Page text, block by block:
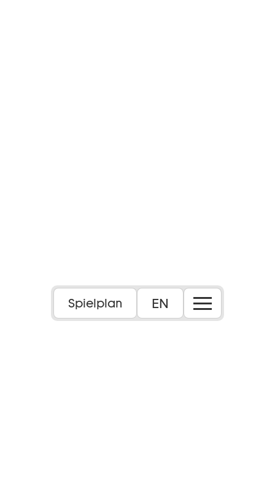
Spielplan EN